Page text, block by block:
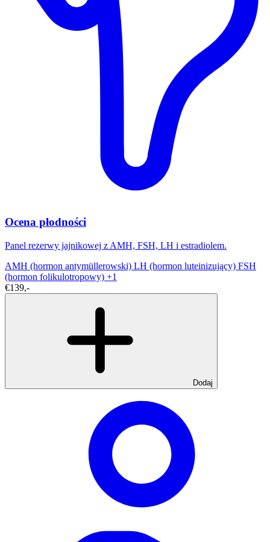
Ocena płodności
Panel rezerwy jajnikowej z AMH, FSH, LH i estradiolem.
AMH (hormon antymüllerowski) LH (hormon luteinizujący) FSH
(hormon folikulotropowy) +1
€139,-
Dodaj